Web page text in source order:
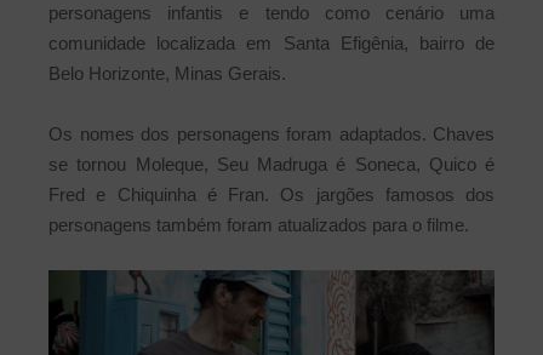
personagens infantis e tendo como cenário uma
comunidade localizada em Santa Efigênia, bairro de
Belo Horizonte, Minas Gerais.
Os nomes dos personagens foram adaptados. Chaves
se tornou Moleque, Seu Madruga é Soneca, Quico é
Fred e Chiquinha é Fran. Os jargões famosos dos
personagens também foram atualizados para o filme.